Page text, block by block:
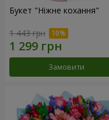
Букет "Ніжне кохання"
1 443 грн
Замовити